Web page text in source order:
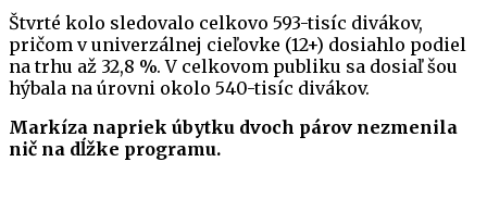
Štvrté kolo sledovalo celkovo 593-tisíc divákov,
pričom v univerzálnej cieľovke (12+) dosiahlo podiel
na trhu až 32,8 %. V celkovom publiku sa dosiaľ šou
hýbala na úrovni okolo 540-tisíc divákov.
Markíza napriek úbytku dvoch párov nezmenila
nič na dĺžke programu.